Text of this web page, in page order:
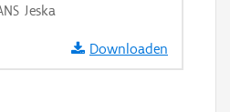
in grijswaarden
Jeska
Downloaden